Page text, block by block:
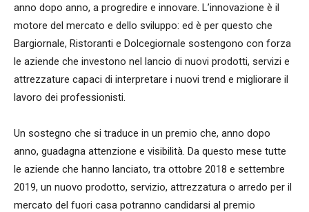
anno dopo anno, a progredire e innovare. L’innovazione è il
motore del mercato e dello sviluppo: ed è per questo che
Bargiornale, Ristoranti e Dolcegiornale sostengono con forza
le aziende che investono nel lancio di nuovi prodotti, servizi e
attrezzature capaci di interpretare i nuovi trend e migliorare il
lavoro dei professionisti.
Un sostegno che si traduce in un premio che, anno dopo
anno, guadagna attenzione e visibilità. Da questo mese tutte
le aziende che hanno lanciato, tra ottobre 2018 e settembre
2019, un nuovo prodotto, servizio, attrezzatura o arredo per il
mercato del fuori casa potranno candidarsi al premio